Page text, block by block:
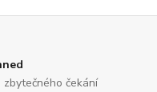
čekání